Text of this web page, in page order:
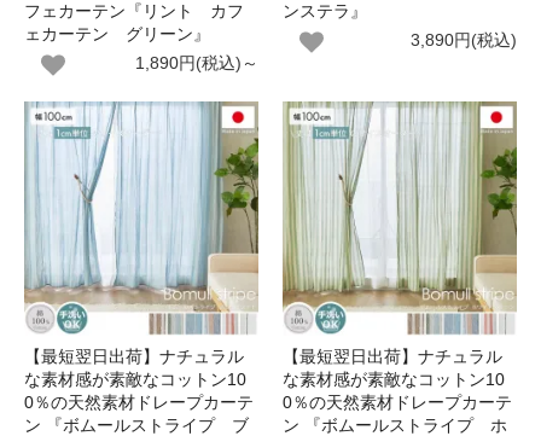
フェカーテン『リント カフ
ェカーテン グリーン』
1,890円(税込)～
ンステラ』
3,890円(税込)
【最短翌日出荷】ナチュラル
な素材感が素敵なコットン10
0％の天然素材ドレープカーテ
ン 『ボムールストライプ ブ
【最短翌日出荷】ナチュラル
な素材感が素敵なコットン10
0％の天然素材ドレープカーテ
ン 『ボムールストライプ ホ